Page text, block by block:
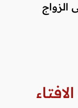
الزواج